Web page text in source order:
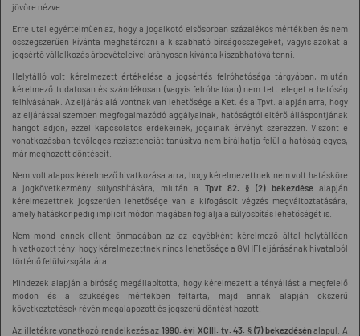
jövőre nézve.
Erre utal egyértelműen az, hogy a jogalkotó elsősorban százalékos mértékben és nem
összegszerűen kívánta meghatározni a kiszabható bírságösszegeket, vagyis azokat a
jogsértő vállalkozás árbevételeivel arányosan kívánta kiszabhatóvá tenni.
Helytálló volt kérelmezett értékelése a jogsértés felróhatósága tárgyában, miután
kérelmező tudatosan és szándékosan (vagyis felróhatóan) nem tett eleget a hatóság
felhívásának. Az eljárás alá vontnak van lehetősége a Ket. és a Tpvt. alapján arra, hogy
az eljárással szemben megfogalmazódó aggályainak, hatóságtól eltérő álláspontjának
hangot adjon, ezzel kapcsolatos érdekeinek, jogainak érvényt szerezzen. Viszont e
vonatkozásban tevőleges rezisztenciát tanúsítva nem bírálhatja felül a hatóság egyes,
már meghozott döntéseit.
Nem volt alapos kérelmező hivatkozása arra, hogy kérelmezettnek nem volt hatásköre
a jogkövetkezmény súlyosbítására, miután a Tpvt 82. § (2) bekezdésealapján
kérelmezettnek jogszerűen lehetősége van a kifogásolt végzés megváltoztatására,
amely hatáskör pedig implicit módon magában foglalja a súlyosbítás lehetőségét is.
Nem mond ennek ellent önmagában az az egyébként kérelmező által helytállóan
hivatkozott tény, hogy kérelmezettnek nincs lehetősége a GVHFI eljárásának hivatalból
történő felülvizsgálatára.
Mindezek alapján a bíróság megállapította, hogy kérelmezett a tényállást a megfelelő
módon és a szükséges mértékben feltárta, majd annak alapján okszerű
következtetések révén megalapozott és jogszerű döntést hozott.
Az illetékre vonatkozó rendelkezés az 1990. évi XCIII. tv. 43. § (7) bekezdésénalapul. A